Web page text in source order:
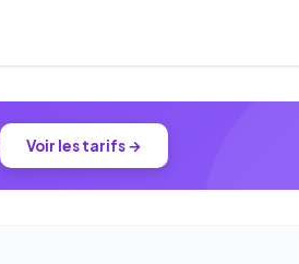
Voir les tarifs →